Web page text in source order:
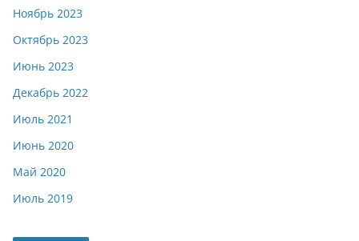
Ноябрь 2023
Октябрь 2023
Июнь 2023
Декабрь 2022
Июль 2021
Июнь 2020
Май 2020
Июль 2019